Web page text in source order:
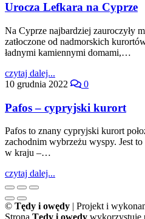
Urocza Lefkara na Cyprze
Na Cyprze najbardziej zauroczyły
zatłoczone od nadmorskich
ładnymi kamiennymi domami,…
czytaj dalej...
10 grudnia 2022
0
Pafos – cypryjski kurort
Pafos to znany cypryjski kurort
zachodnim wybrzeżu wyspy. Jest
w kraju –…
czytaj dalej...
© Tędy i owędy | Projekt i